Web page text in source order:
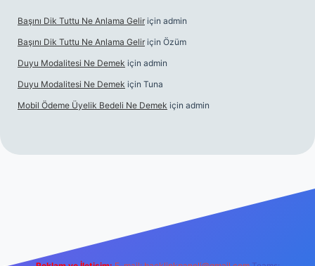
Başını Dik Tuttu Ne Anlama Gelir için admin
Başını Dik Tuttu Ne Anlama Gelir için Özüm
Duyu Modalitesi Ne Demek için admin
Duyu Modalitesi Ne Demek için Tuna
Mobil Ödeme Üyelik Bedeli Ne Demek için admin